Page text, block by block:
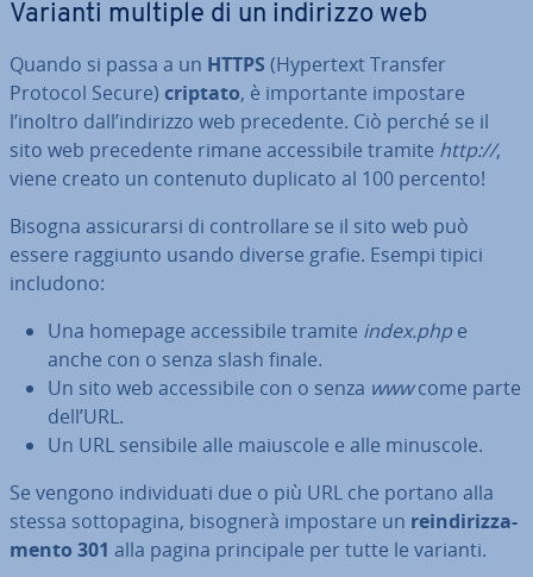
Varianti multiple di un indirizzo web
Quando si passa a un HTTPS (Hypertext Transfer
Protocol Secure) criptato, è im­por­tan­te impostare
l’inoltro dall’indirizzo web pre­ce­den­te. Ciò perché se il
sito web pre­ce­den­te rimane ac­ces­si­bi­le tramite http://,
viene creato un contenuto duplicato al 100 percento!
Bisogna as­si­cu­rar­si di con­trol­la­re se il sito web può
essere raggiunto usando diverse grafie. Esempi tipici
includono:
Una homepage ac­ces­si­bi­le tramite index.php e
anche con o senza slash finale.
Un sito web ac­ces­si­bi­le con o senza wwwcome parte
dell’URL.
Un URL sensibile alle maiuscole e alle minuscole.
Se vengono in­di­vi­dua­ti due o più URL che portano alla
stessa sot­to­pa­gi­na, bisognerà impostare un rein­di­riz­za­
men­to 301 alla pagina prin­ci­pa­le per tutte le varianti.